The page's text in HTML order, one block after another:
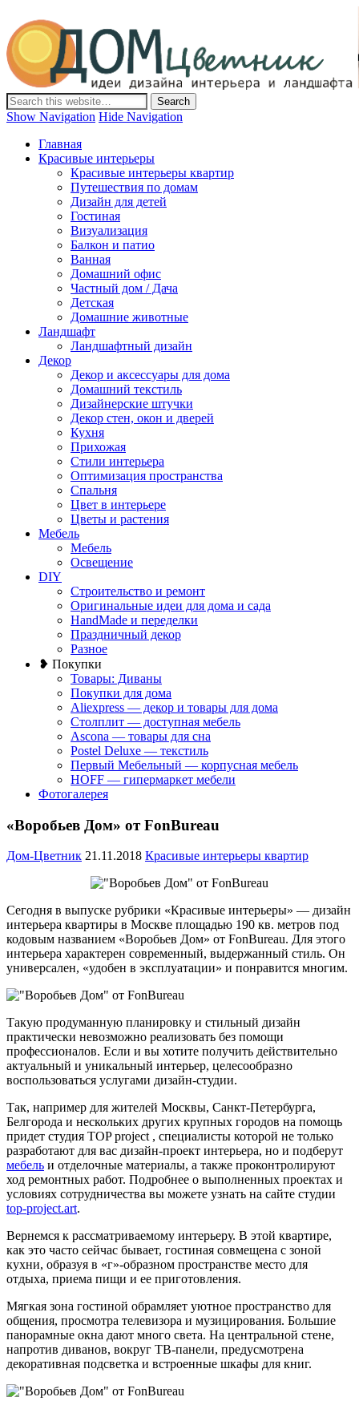
Дом-Цветник
Дизайн интерьера и ландшафта, декор и обустройство дома.
Идеи со всего мира.
Show Navigation Hide Navigation
Главная
Красивые интерьеры
Красивые интерьеры квартир
Путешествия по домам
Дизайн для детей
Гостиная
Визуализация
Балкон и патио
Ванная
Домашний офис
Частный дом / Дача
Детская
Домашние животные
Ландшафт
Ландшафтный дизайн
Декор
Декор и аксессуары для дома
Домашний текстиль
Дизайнерские штучки
Декор стен, окон и дверей
Кухня
Прихожая
Стили интерьера
Оптимизация пространства
Спальня
Цвет в интерьере
Цветы и растения
Мебель
Мебель
Освещение
DIY
Строительство и ремонт
Оригинальные идеи для дома и сада
HandMade и переделки
Праздничный декор
Разное
❥ Покупки
Товары: Диваны
Покупки для дома
Aliexpress — декор и товары для дома
Столплит — доступная мебель
Ascona — товары для сна
Postel Deluxe — текстиль
Первый Мебельный — корпусная мебель
HOFF — гипермаркет мебели
Фотогалерея
«Воробьев Дом» от FonBureau
Дом-Цветник 21.11.2018 Красивые интерьеры квартир
Сегодня в выпуске рубрики «Красивые интерьеры» — дизайн
интерьера квартиры в Москве площадью 190 кв. метров под
кодовым названием «Воробьев Дом» от FonBureau. Для этого
интерьера характерен современный, выдержанный стиль. Он
универсален, «удобен в эксплуатации» и понравится многим.
Такую продуманную планировку и стильный дизайн
практически невозможно реализовать без помощи
профессионалов. Если и вы хотите получить действительно
актуальный и уникальный интерьер, целесообразно
воспользоваться услугами дизайн-студии.
Так, например для жителей Москвы, Санкт-Петербурга,
Белгорода и нескольких других крупных городов на помощь
придет студия TOP project , специалисты которой не только
разработают для вас дизайн-проект интерьера, но и подберут
мебель и отделочные материалы, а также проконтролируют
ход ремонтных работ. Подробнее о выполненных проектах и
условиях сотрудничества вы можете узнать на сайте студии
top-project.art.
Вернемся к рассматриваемому интерьеру. В этой квартире,
как это часто сейчас бывает, гостиная совмещена с зоной
кухни, образуя в «г»-образном пространстве место для
отдыха, приема пищи и ее приготовления.
Мягкая зона гостиной обрамляет уютное пространство для
общения, просмотра телевизора и музицирования. Большие
панорамные окна дают много света. На центральной стене,
напротив диванов, вокруг ТВ-панели, предусмотрена
декоративная подсветка и встроенные шкафы для книг.